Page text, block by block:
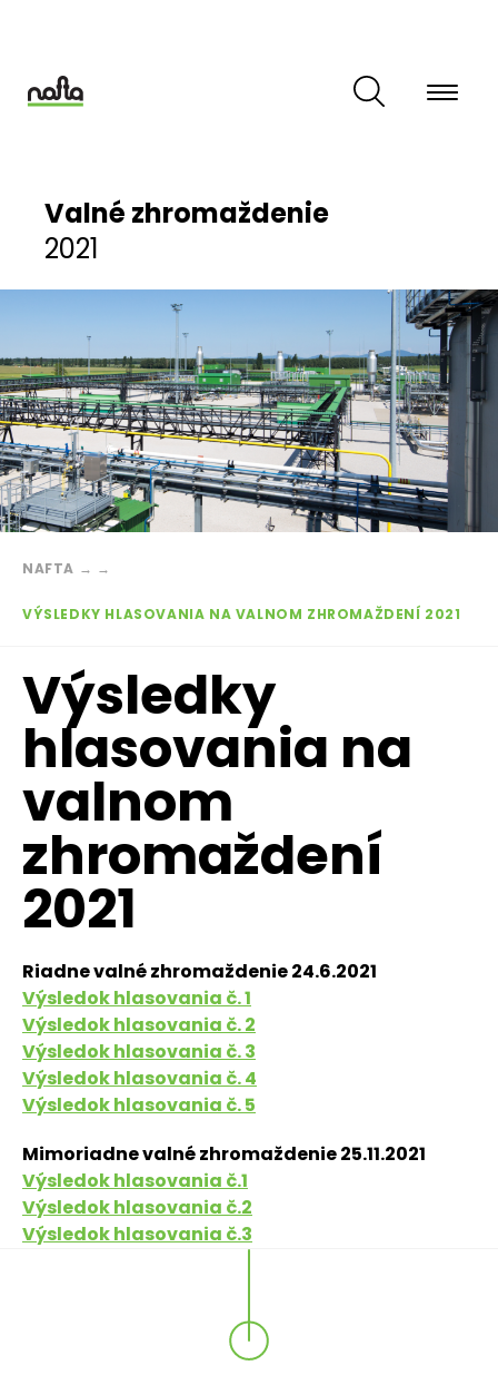
main
Valné zhromaždenie
2021
Breadcrumb
NAFTA → →
VÝSLEDKY HLASOVANIA NA VALNOM ZHROMAŽDENÍ 2021
Výsledky
hlasovania na
valnom
zhromaždení
2021
Riadne valné zhromaždenie 24.6.2021
Výsledok hlasovania č. 1
Výsledok hlasovania č. 2
Výsledok hlasovania č. 3
Výsledok hlasovania č. 4
Výsledok hlasovania č. 5
Mimoriadne valné zhromaždenie 25.11.2021
Výsledok hlasovania č.1
Výsledok hlasovania č.2
Výsledok hlasovania č.3